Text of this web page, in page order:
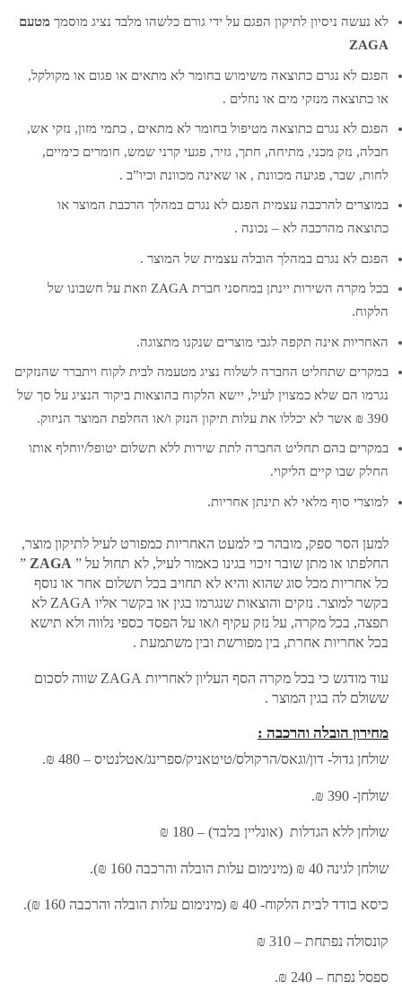
לא נעשה ניסיון לתיקון הפגם על ידי גורם כלשהו מלבד נציג מוסמך מטעם
ZAGA
הפגם לא נגרם כתוצאה משימוש בחומר לא מתאים או פגום או מקולקל,
או כתוצאה מנזקי מים או נוזלים .
הפגם לא נגרם כתוצאה מטיפול בחומר לא מתאים , כתמי מזון, נזקי אש,
חבלה, נזק מכני, מתיחה, חתך, גזיר, פגעי קרני שמש, חומרים כימיים,
לחות, שבר, פגיעה מכוונת , או שאינה מכוונת וכיו”ב .
במוצרים להרכבה עצמית הפגם לא נגרם במהלך הרכבת המוצר או
כתוצאה מהרכבה לא – נכונה .
הפגם לא נגרם במהלך הובלה עצמית של המוצר .
בכל מקרה השירות יינתן במחסני חברת ZAGA וזאת על חשבונו של
הלקוח.
האחריות אינה תקפה לגבי מוצרים שנקנו מתצוגה.
במקרים שתחליט החברה לשלוח נציג מטעמה לבית לקוח ויתברר שהנזקים
נגרמו הם שלא כמצוין לעיל, יישא הלקוח בהוצאות ביקור הנציג על סך של
390 ₪ אשר לא יכללו את עלות תיקון הנזק ו/או החלפת המוצר הניזוק.
במקרים בהם תחליט החברה לתת שירות ללא תשלום יטופל/יוחלף אותו
החלק שבו קיים הליקוי.
למוצרי סוף מלאי לא תינתן אחריות.
למען הסר ספק, מובהר כי למעט האחריות כמפורט לעיל לתיקון מוצר,
החלפתו או מתן שובר זיכוי בגינו כאמור לעיל, לא תחול על ” ZAGA
”
כל אחריות מכל סוג שהוא והיא לא תחויב בכל תשלום אחר או נוסף
בקשר למוצר. נזקים והוצאות שנגרמו בגין או בקשר אליו ZAGA לא
תפצה, בכל מקרה, על נזק עקיף ו/או על הפסד כספי נלווה ולא תישא
בכל אחריות אחרת, בין מפורשת ובין משתמעת .
עוד מודגש כי בכל מקרה הסף העליון לאחריות ZAGA שווה לסכום
ששולם לה בגין המוצר .
מחירון הובלה והרכבה :
שולחן גדול- דון/וגאס/הרקולס/טיטאניק/ספרינג/אטלנטיס – 480 ₪.
שולחן- 390 ₪.
שולחן ללא הגדלות (אונליין בלבד) – 180 ₪
שולחן לגינה 40 ₪ (מינימום עלות הובלה והרכבה 160 ₪).
כיסא בודד לבית הלקוח- 40 ₪ (מינימום עלות הובלה והרכבה 160 ₪).
קונסולה נפתחת – 310 ₪
ספסל נפתח – 240 ₪.